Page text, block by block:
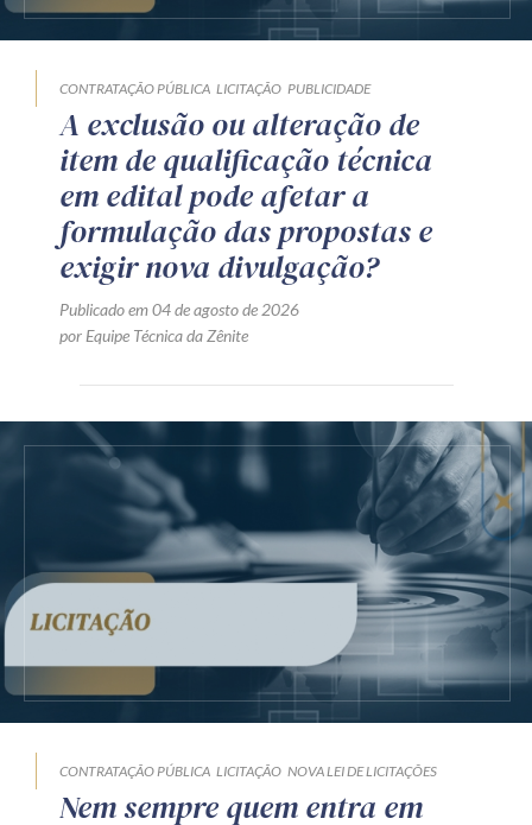
CONTRATAÇÃO PÚBLICA LICITAÇÃO PUBLICIDADE
A exclusão ou alteração de
item de qualificação técnica
em edital pode afetar a
formulação das propostas e
exigir nova divulgação?
Publicado em 04 de agosto de 2026
por Equipe Técnica da Zênite
CONTRATAÇÃO PÚBLICA LICITAÇÃO NOVA LEI DE LICITAÇÕES
Nem sempre quem entra em